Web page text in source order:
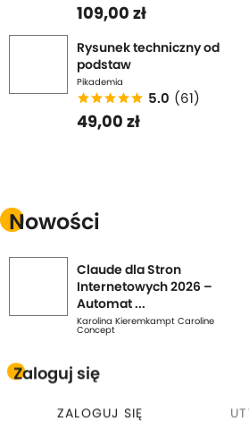
Zaloguj się
ZALOGUJ SIĘ
109,00 zł
Rysunek techniczny od
podstaw
Pikademia
5.0 (61)
49,00 zł
Nowości
Claude dla Stron
Internetowych 2026 –
Automat ...
Karolina Kieremkampt Caroline
Concept
2026 – Claude,
Wizytówk ...